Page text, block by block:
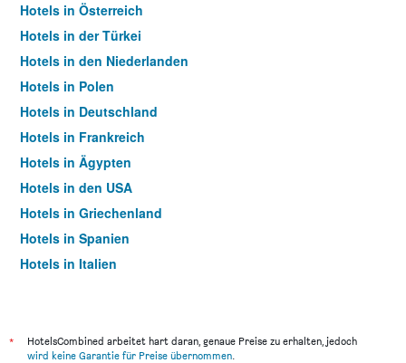
Hotels in Österreich
Hotels in der Türkei
Hotels in den Niederlanden
Hotels in Polen
Hotels in Deutschland
Hotels in Frankreich
Hotels in Ägypten
Hotels in den USA
Hotels in Griechenland
Hotels in Spanien
Hotels in Italien
*
HotelsCombined arbeitet hart daran, genaue Preise zu erhalten, jedoch
wird keine Garantie für Preise übernommen.